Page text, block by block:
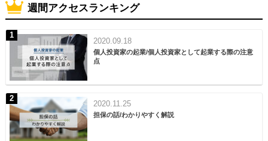
週間アクセスランキング
2020.09.18
個人投資家の起業/個人投資家として起業する際の注意
点
2020.11.25
担保の話/わかりやすく解説